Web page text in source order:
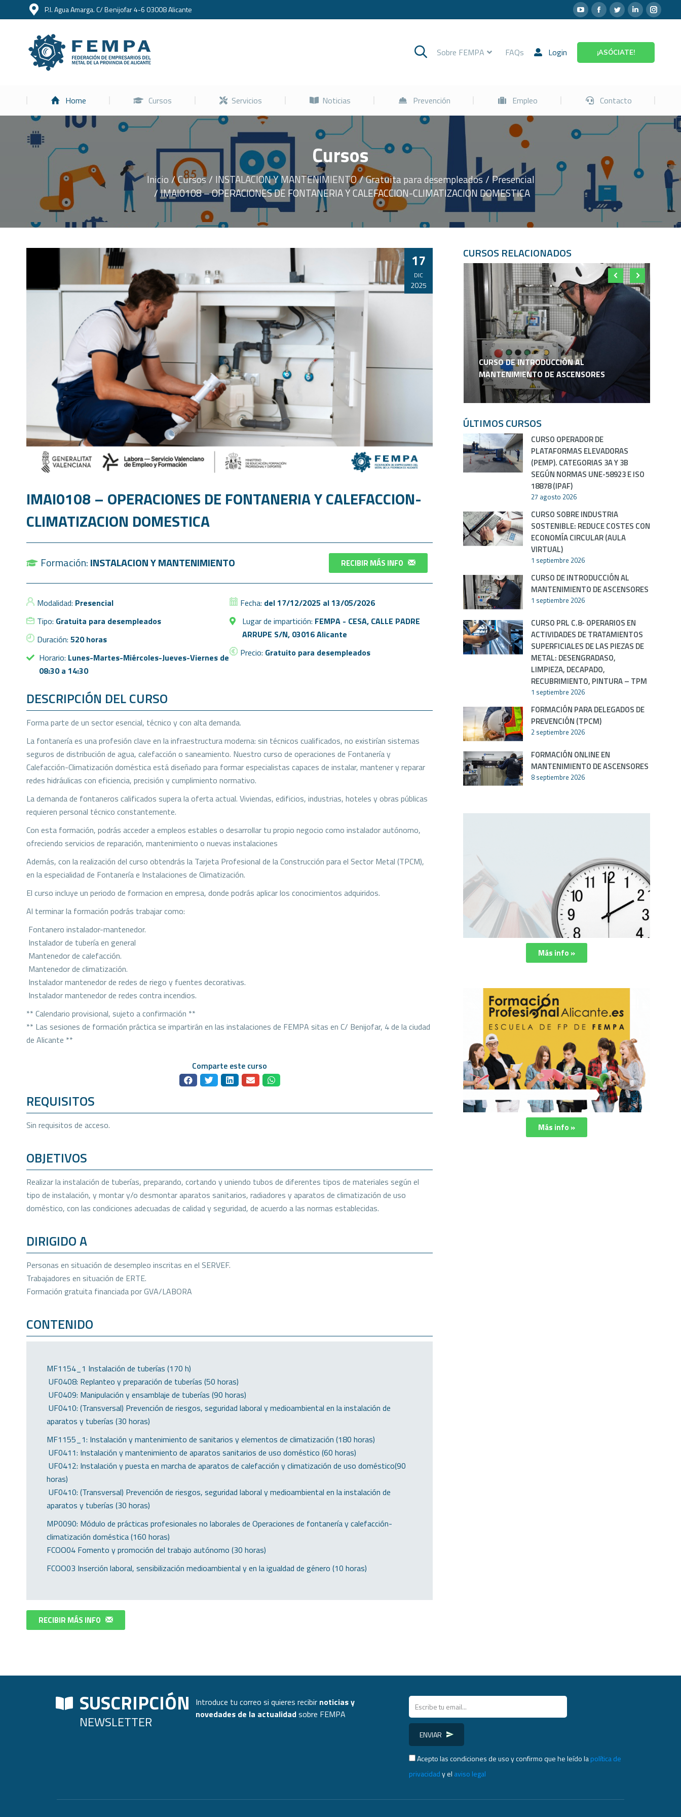
P.I. Agua Amarga. C/ Benijofar 4-6 03008 Alicante
Sobre FEMPA FAQs Login ¡ASÓCIATE!
Home Cursos Servicios Noticias Prevención Empleo Contacto
Cursos
Estás aquí: Inicio Cursos INSTALACION Y MANTENIMIENTO Gratuita para desempleados
Presencial
IMAI0108 – OPERACIONES DE FONTANERIA Y CALEFACCION-CLIMATIZACION DOMESTICA
DIC
17
2025
IMAI0108 – OPERACIONES DE FONTANERIA Y CALEFACCION-
CLIMATIZACION DOMESTICA
Formación:INSTALACION Y MANTENIMIENTO RECIBIR MÁS INFO
Modalidad: Presencial
Tipo: Gratuita para desempleados
Duración: 520 horas
Horario: Lunes-Martes-Miércoles-Jueves-Viernes de
08:30 a 14:30
Fecha: del 17/12/2025 al 13/05/2026
Lugar de impartición: FEMPA - CESA, CALLE PADRE
ARRUPE S/N, 03016 Alicante
Precio: Gratuito para desempleados
DESCRIPCIÓN DEL CURSO
Forma parte de un sector esencial, técnico y con alta demanda.
La fontanería es una profesión clave en la infraestructura moderna: sin técnicos cualificados, no existirían sistemas
seguros de distribución de agua, calefacción o saneamiento. Nuestro curso de operaciones de Fontanería y
Calefacción-Climatización doméstica está diseñado para formar especialistas capaces de instalar, mantener y reparar
redes hidráulicas con eficiencia, precisión y cumplimiento normativo.
La demanda de fontaneros calificados supera la oferta actual. Viviendas, edificios, industrias, hoteles y obras públicas
requieren personal técnico constantemente.
Con esta formación, podrás acceder a empleos estables o desarrollar tu propio negocio como instalador autónomo,
ofreciendo servicios de reparación, mantenimiento o nuevas instalaciones
Además, con la realización del curso obtendrás la Tarjeta Profesional de la Construcción para el Sector Metal (TPCM),
en la especialidad de Fontanería e Instalaciones de Climatización.
El curso incluye un periodo de formacion en empresa, donde podrás aplicar los conocimientos adquiridos.
Al terminar la formación podrás trabajar como:
 Fontanero instalador-mantenedor.
 Instalador de tubería en general
 Mantenedor de calefacción.
 Mantenedor de climatización.
 Instalador mantenedor de redes de riego y fuentes decorativas.
 Instalador mantenedor de redes contra incendios.
** Calendario provisional, sujeto a confirmación **
** Las sesiones de formación práctica se impartirán en las instalaciones de FEMPA sitas en C/ Benijofar, 4 de la ciudad
de Alicante **
Comparte este curso
REQUISITOS
Sin requisitos de acceso.
OBJETIVOS
Realizar la instalación de tuberías, preparando, cortando y uniendo tubos de diferentes tipos de materiales según el
tipo de instalación, y montar y/o desmontar aparatos sanitarios, radiadores y aparatos de climatización de uso
doméstico, con las condiciones adecuadas de calidad y seguridad, de acuerdo a las normas establecidas.
DIRIGIDO A
Personas en situación de desempleo inscritas en el SERVEF.
Trabajadores en situación de ERTE.
Formación gratuita financiada por GVA/LABORA
CONTENIDO
MF1154_1 Instalación de tuberías (170 h)
 UF0408: Replanteo y preparación de tuberías (50 horas)
 UF0409: Manipulación y ensamblaje de tuberías (90 horas)
 UF0410: (Transversal) Prevención de riesgos, seguridad laboral y medioambiental en la instalación de
aparatos y tuberías (30 horas)
MF1155_1: Instalación y mantenimiento de sanitarios y elementos de climatización (180 horas)
 UF0411: Instalación y mantenimiento de aparatos sanitarios de uso doméstico (60 horas)
 UF0412: Instalación y puesta en marcha de aparatos de calefacción y climatización de uso doméstico(90
horas)
 UF0410: (Transversal) Prevención de riesgos, seguridad laboral y medioambiental en la instalación de
aparatos y tuberías (30 horas)
MP0090: Módulo de prácticas profesionales no laborales de Operaciones de fontanería y calefacción-
climatización doméstica (160 horas)
FCOO04 Fomento y promoción del trabajo autónomo (30 horas)
FCOO03 Inserción laboral, sensibilización medioambiental y en la igualdad de género (10 horas)
RECIBIR MÁS INFO
CURSOS RELACIONADOS
IMAI0108 – OPERACIONES DE
FONTANERIA Y CALEFACCION-
CLIMATIZACION DOMESTICA
CURSO ONLINE DE APOYO EN LA
PREPARACIÓN PARA LA CERTIFICACIÓN
EN CONSERVACIÓN DE ASCENSORES
CURSO DE INTRODUCCIÓN AL
MANTENIMIENTO DE ASCENSORES
ÚLTIMOS CURSOS
CURSO OPERADOR DE
PLATAFORMAS ELEVADORAS
(PEMP). CATEGORIAS 3A Y 3B
SEGÚN NORMAS UNE-58923 E ISO
18878 (IPAF)
27 agosto 2026
CURSO SOBRE INDUSTRIA
SOSTENIBLE: REDUCE COSTES CON
ECONOMÍA CIRCULAR (AULA
VIRTUAL)
1 septiembre 2026
CURSO DE INTRODUCCIÓN AL
MANTENIMIENTO DE ASCENSORES
1 septiembre 2026
CURSO PRL C.8- OPERARIOS EN
ACTIVIDADES DE TRATAMIENTOS
SUPERFICIALES DE LAS PIEZAS DE
METAL: DESENGRADASO,
LIMPIEZA, DECAPADO,
RECUBRIMIENTO, PINTURA – TPM
1 septiembre 2026
FORMACIÓN PARA DELEGADOS DE
PREVENCIÓN (TPCM)
2 septiembre 2026
FORMACIÓN ONLINE EN
MANTENIMIENTO DE ASCENSORES
8 septiembre 2026
Más info »
Más info »
SUSCRIPCIÓN
NEWSLETTER
Introduce tu correo si quieres recibir noticias y
novedades de la actualidadsobre FEMPA
Acepto las condiciones de uso y confirmo que he leído lapolítica de
privacidady el aviso legal
ENVIAR
Home Cursos Servicios Noticias Prevención Empleo Contacto